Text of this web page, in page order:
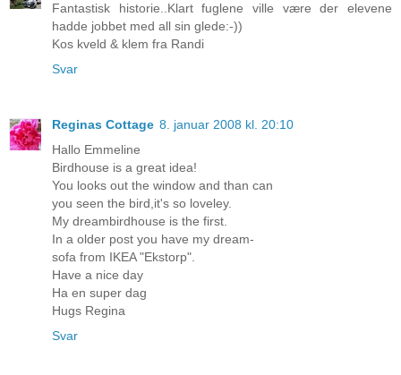
Fantastisk historie..Klart fuglene ville være der elevene
hadde jobbet med all sin glede:-))
Kos kveld & klem fra Randi
Svar
Reginas Cottage 8. januar 2008 kl. 20:10
Hallo Emmeline
Birdhouse is a great idea!
You looks out the window and than can
you seen the bird,it's so loveley.
My dreambirdhouse is the first.
In a older post you have my dream-
sofa from IKEA "Ekstorp".
Have a nice day
Ha en super dag
Hugs Regina
Svar